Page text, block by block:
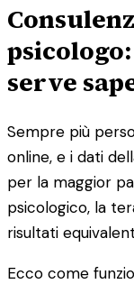
serve
Sempre più
online, e i dati
per la maggior
psicologico, la
risultati
Ecco come